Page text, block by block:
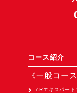
バーチャルイベン
3D空間キャプチャ
製造現場を革新す
>XR Museum『
《企業研修》
コース紹介
《一般コース
ARエキスパート